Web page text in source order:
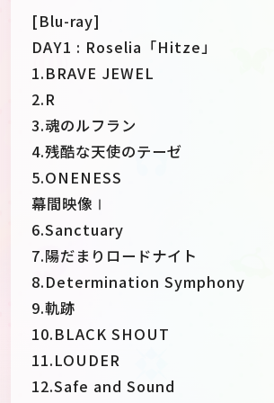
[Blu-ray]
DAY1 : Roselia「Hitze」
1.BRAVE JEWEL
2.R
3.魂のルフラン
4.残酷な天使のテーゼ
5.ONENESS
幕間映像Ⅰ
6.Sanctuary
7.陽だまりロードナイト
8.Determination Symphony
9.軌跡
10.BLACK SHOUT
11.LOUDER
12.Safe and Sound